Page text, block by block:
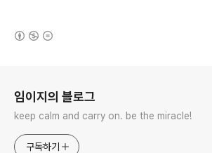
임이지의 블로그
keep calm and carry on. be the miracle!
구독하기